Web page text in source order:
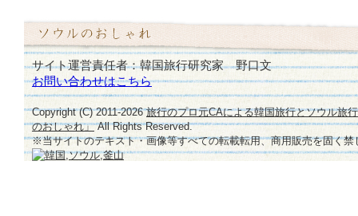
サイト運営責任者：韓国旅行研究家 野口文
お問い合わせはこちら
Copyright (C) 2011-2026旅行のプロ元CAによる韓国旅行とソウル旅
のおしゃれ」All Rights Reserved.
※当サイトのテキスト・画像等すべての転載転用、商用販売を固く禁